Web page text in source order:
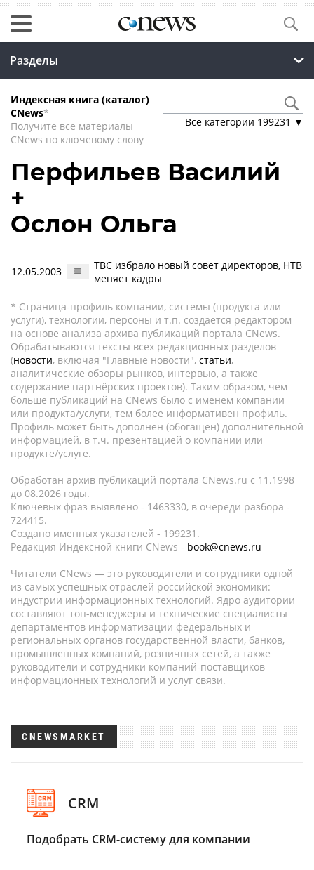
Разделы
Индексная книга (каталог)
CNews*
Получите все материалы
CNews по ключевому слову
Все категории 199231 ▼
Перфильев Василий
+
Ослон Ольга
12.05.2003
ТВС избрало новый совет директоров, НТВ
меняет кадры
* Страница-профиль компании, системы (продукта или
услуги), технологии, персоны и т.п. создается редактором
на основе анализа архива публикаций портала CNews.
Обрабатываются тексты всех редакционных разделов
(новости, включая "Главные новости", статьи,
аналитические обзоры рынков, интервью, а также
содержание партнёрских проектов). Таким образом, чем
больше публикаций на CNews было с именем компании
или продукта/услуги, тем более информативен профиль.
Профиль может быть дополнен (обогащен) дополнительной
информацией, в т.ч. презентацией о компании или
продукте/услуге.
Обработан архив публикаций портала CNews.ru c 11.1998
до 08.2026 годы.
Ключевых фраз выявлено - 1463330, в очереди разбора -
724415.
Создано именных указателей - 199231.
Редакция Индексной книги CNews - book@cnews.ru
Читатели CNews — это руководители и сотрудники одной
из самых успешных отраслей российской экономики:
индустрии информационных технологий. Ядро аудитории
составляют топ-менеджеры и технические специалисты
департаментов информатизации федеральных и
региональных органов государственной власти, банков,
промышленных компаний, розничных сетей, а также
руководители и сотрудники компаний-поставщиков
информационных технологий и услуг связи.
CNEWSMARKET
CRM
Подобрать CRM-систему для компании